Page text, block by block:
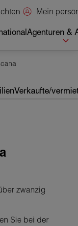
Mein
Agenturen &
Verkaufte/
zwanzig
Sie bei der